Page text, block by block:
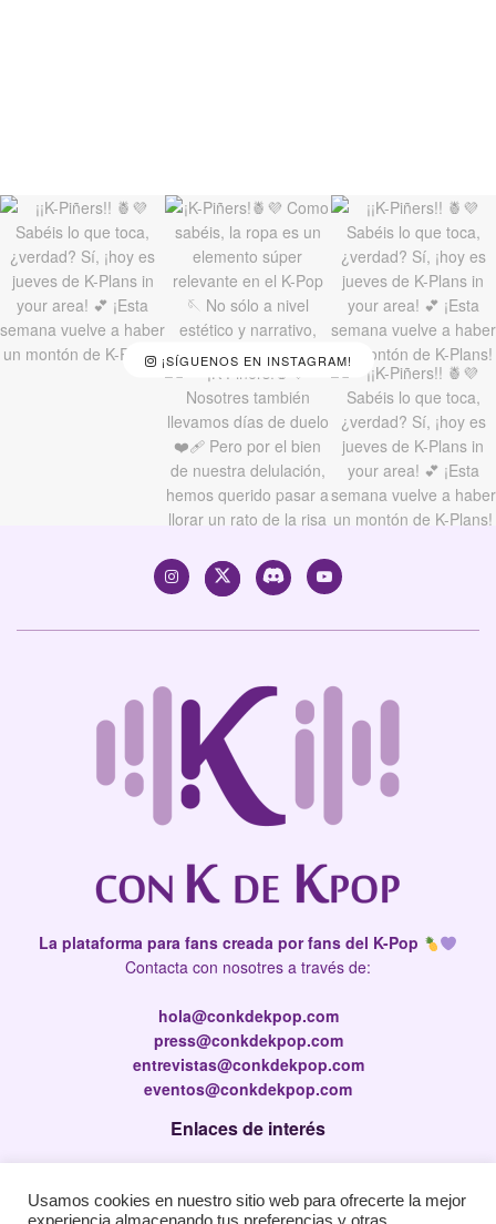
¡SÍGUENOS EN INSTAGRAM!
La plataforma para fans creada por fans del K-Pop
Contacta con nosotres a través de:
hola@conkdekpop.com
press@conkdekpop.com
entrevistas@conkdekpop.com
eventos@conkdekpop.com
Enlaces de interés
Política de privacidad
Usamos cookies en nuestro sitio web para ofrecerte la mejor